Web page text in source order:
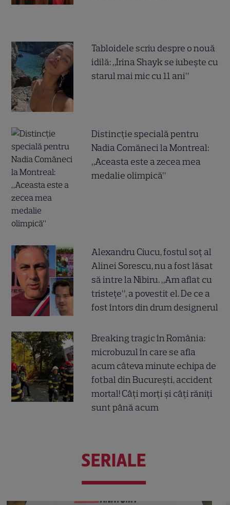
Tabloidele scriu despre o nouă
idilă: „Irina Shayk se iubește cu
starul mai mic cu 11 ani”
Distincție specială pentru
Nadia Comăneci la Montreal:
„Aceasta este a zecea mea
medalie olimpică”
Alexandru Ciucu, fostul soț al
Alinei Sorescu, nu a fost lăsat
să intre la Nibiru. „Am aflat cu
tristețe”, a povestit el. De ce a
fost întors din drum designerul
Breaking tragic în România:
microbuzul în care se afla
acum câteva minute echipa de
fotbal din București, accident
mortal! Câți morți și câți răniți
sunt până acum
SERIALE